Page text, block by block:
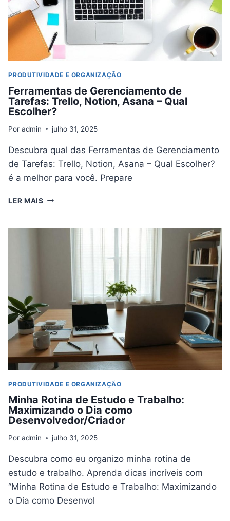
PRODUTIVIDADE E ORGANIZAÇÃO
Ferramentas de Gerenciamento de
Tarefas: Trello, Notion, Asana – Qual
Escolher?
Por admin julho 31, 2025
Descubra qual das Ferramentas de Gerenciamento
de Tarefas: Trello, Notion, Asana – Qual Escolher?
é a melhor para você. Prepare
LER MAIS FERRAMENTAS
DE
NOTION,
ESCOLHER?
PRODUTIVIDADE E ORGANIZAÇÃO
Minha Rotina de Estudo e Trabalho:
Maximizando o Dia como
Desenvolvedor/Criador
Por admin julho 31, 2025
Descubra como eu organizo minha rotina de
estudo e trabalho. Aprenda dicas incríveis com
“Minha Rotina de Estudo e Trabalho: Maximizando
o Dia como Desenvol